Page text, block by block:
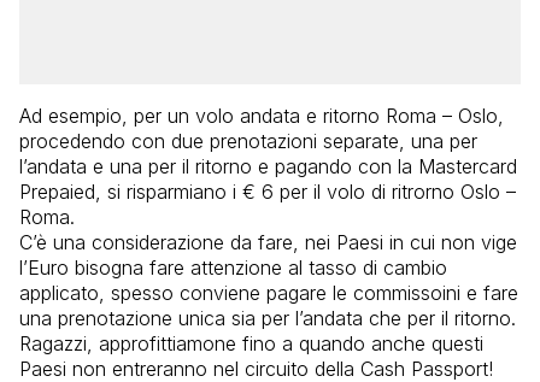
Ad esempio, per un volo andata e ritorno Roma – Oslo,
procedendo con due prenotazioni separate, una per
l’andata e una per il ritorno e pagando con la Mastercard
Prepaied, si risparmiano i € 6 per il volo di ritrorno Oslo –
Roma.
C’è una considerazione da fare, nei Paesi in cui non vige
l’Euro bisogna fare attenzione al tasso di cambio
applicato, spesso conviene pagare le commissoini e fare
una prenotazione unica sia per l’andata che per il ritorno.
Ragazzi, approfittiamone fino a quando anche questi
Paesi non entreranno nel circuito della Cash Passport!